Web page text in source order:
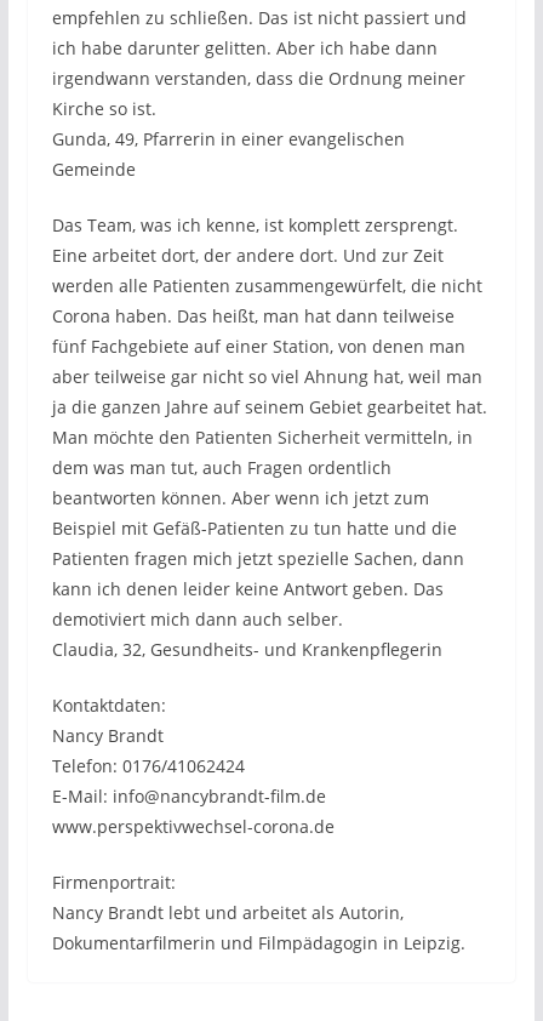
empfehlen zu schließen. Das ist nicht passiert und
ich habe darunter gelitten. Aber ich habe dann
irgendwann verstanden, dass die Ordnung meiner
Kirche so ist.
Gunda, 49, Pfarrerin in einer evangelischen
Gemeinde
Das Team, was ich kenne, ist komplett zersprengt.
Eine arbeitet dort, der andere dort. Und zur Zeit
werden alle Patienten zusammengewürfelt, die nicht
Corona haben. Das heißt, man hat dann teilweise
fünf Fachgebiete auf einer Station, von denen man
aber teilweise gar nicht so viel Ahnung hat, weil man
ja die ganzen Jahre auf seinem Gebiet gearbeitet hat.
Man möchte den Patienten Sicherheit vermitteln, in
dem was man tut, auch Fragen ordentlich
beantworten können. Aber wenn ich jetzt zum
Beispiel mit Gefäß-Patienten zu tun hatte und die
Patienten fragen mich jetzt spezielle Sachen, dann
kann ich denen leider keine Antwort geben. Das
demotiviert mich dann auch selber.
Claudia, 32, Gesundheits- und Krankenpflegerin
Kontaktdaten:
Nancy Brandt
Telefon: 0176/41062424
E-Mail: info@nancybrandt-film.de
www.perspektivwechsel-corona.de
Firmenportrait:
Nancy Brandt lebt und arbeitet als Autorin,
Dokumentarfilmerin und Filmpädagogin in Leipzig.